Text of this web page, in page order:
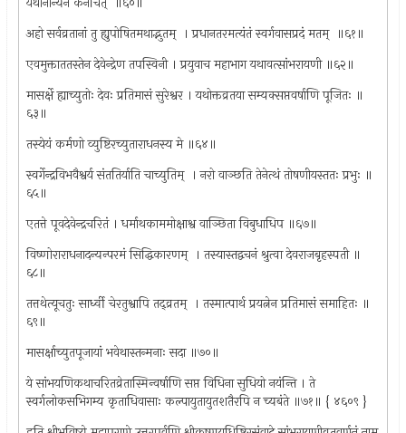
अहो सर्वव्रतानां तु ह्युपोषितमथाद्भुतम् ‍ । प्रधानतरमत्यंतं स्वर्गवासप्रदं मतम् ‍ ॥६१॥
एवमुक्ताततस्तेन देवेन्द्रेण तपस्विनी । प्रयुवाच महाभाग यथावत्सांभरायणी ॥६२॥
मासर्क्षे ह्याच्युतोः देवः प्रतिमासं सुरेश्वर । यथोक्तव्रतया सम्यक्सप्तवर्षाणि पूजितः ॥
६३॥
तस्येयं कर्मणो व्युष्टिरच्युताराधनस्य मे ॥६४॥
स्वर्गेन्द्रविभवैश्वर्य संततिर्याति चाच्युतिम् ‍ । नरो वाञ्छति तेनेत्थं तोषणीयस्ततः प्रभुः ॥
६५॥
एतत्ते पूवदेवेन्द्रचरितं । धर्माथकाममोक्षाश्व वाञ्छिता विबुधाधिप ॥६७॥
विष्णोराराधनादन्यन्परमं सिद्धिकारणम् ‍ । तस्यास्तद्वचनं श्रुत्वा देवराजबृहस्पती ॥
६८॥
तत्तथेत्यूचतुः सार्ध्वी चेरतुश्वापि तद्‌व्रतम् ‍ । तस्मात्पार्थ प्रयत्नेन प्रतिमासं समाहितः ॥
६९॥
मासर्क्षाच्युतपूजायां भवेथास्तन्मनाः सदा ॥७०॥
ये सांभयणिकथाचरितव्रेतास्मिन्वर्षाणि सप्त विधिना सुधियो नयंन्ति । ते
स्वर्गलोकसभिगम्य कृताधिवासाः कल्पायुतायुतशतैरपि न च्यबंते ॥७१॥ { ४६०९ }